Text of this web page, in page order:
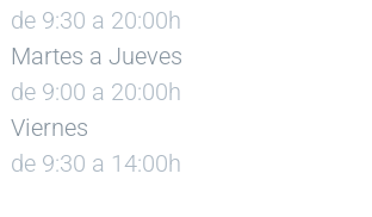
de 9:30 a 20:00h
Martes a Jueves
de 9:00 a 20:00h
Viernes
de 9:30 a 14:00h